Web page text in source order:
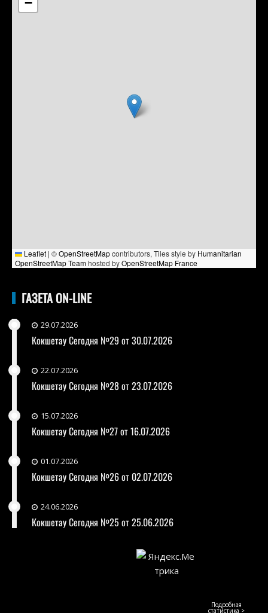
Leaflet | ©OpenStreetMapcontributors, Tiles style by Humanitarian
OpenStreetMap Teamhosted byOpenStreetMap France
ГАЗЕТА ON-LINE
29.07.2026
Кокшетау Сегодня №29 от 30.07.2026
22.07.2026
Кокшетау Сегодня №28 от 23.07.2026
15.07.2026
Кокшетау Сегодня №27 от 16.07.2026
01.07.2026
Кокшетау Сегодня №26 от 02.07.2026
24.06.2026
Кокшетау Сегодня №25 от 25.06.2026
Подробная
статистика >